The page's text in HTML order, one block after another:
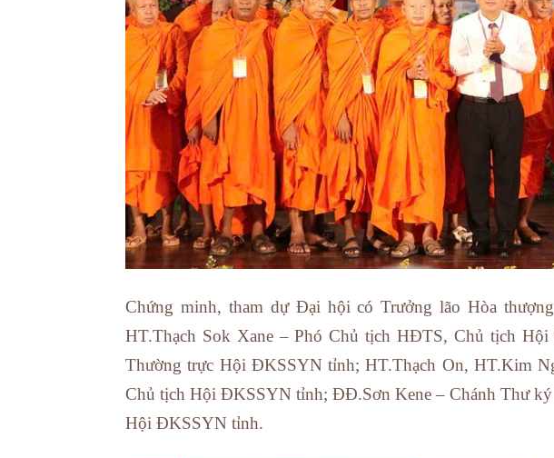
Chứng minh, tham dự Đại hội có Trưởng lão Hòa
HT.Thạch Sok Xane – Phó Chủ tịch HĐTS, Chủ tịch
Thường trực Hội ĐKSSYN tỉnh; HT.Thạch On, HT.Kim
Chủ tịch Hội ĐKSSYN tỉnh; ĐĐ.Sơn Kene – Chánh Thư
Hội ĐKSSYN tỉnh.